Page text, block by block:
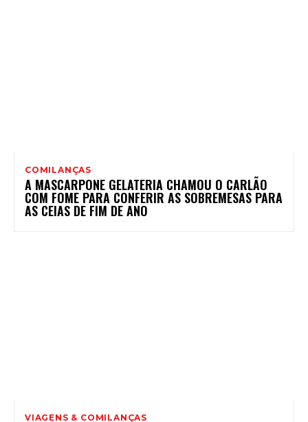
COMILANÇAS
A MASCARPONE GELATERIA CHAMOU O CARLÃO
COM FOME PARA CONFERIR AS SOBREMESAS PARA
AS CEIAS DE FIM DE ANO
VIAGENS & COMILANÇAS